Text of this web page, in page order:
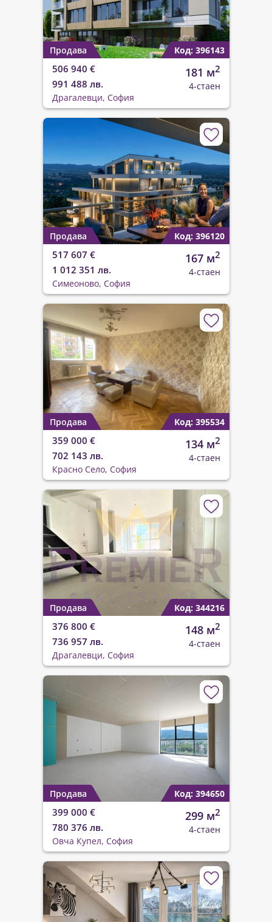
Продава Код: 396143
506 940 €
991 488 лв.
181 м2
4-стаен
Драгалевци, София
Продава Код: 396120
517 607 €
1 012 351 лв.
167 м2
4-стаен
Симеоново, София
Продава Код: 395534
359 000 €
702 143 лв.
134 м2
4-стаен
Красно Село, София
Продава Код: 344216
376 800 €
736 957 лв.
148 м2
4-стаен
Драгалевци, София
Продава Код: 394650
399 000 €
780 376 лв.
299 м2
4-стаен
Овча Купел, София